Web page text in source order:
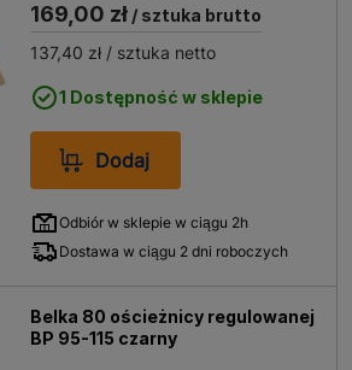
169,00 zł / sztuka brutto
137,40 zł / sztuka netto
1 Dostępność w sklepie
Dodaj
Odbiór w sklepie w ciągu 2h
Dostawa w ciągu 2 dni roboczych
Belka 80 ościeżnicy regulowanej
BP 95-115 czarny